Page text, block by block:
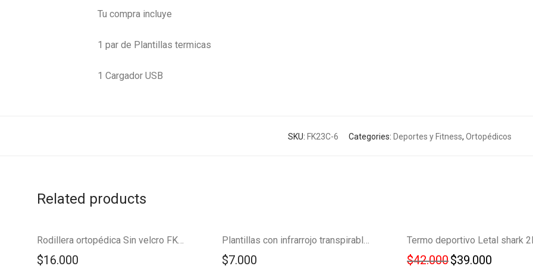
Tu compra incluye
1 par de Plantillas termicas
1 Cargador USB
SKU: FK23C-6 Categories: Deportes y Fitness, Ortopédicos
Related products
Rodillera ortopédica Sin velcro FK22-43
$16.000
Plantillas con infrarrojo transpirables circulación pies FK23C-7
$7.000 $42.000Original price
$39.000